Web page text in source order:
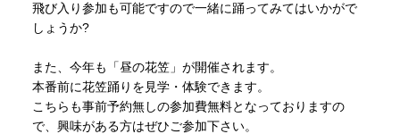
飛び入り参加も可能ですので一緒に踊ってみてはいかがで
しょうか?
また、今年も「昼の花笠」が開催されます。
本番前に花笠踊りを見学・体験できます。
こちらも事前予約無しの参加費無料となっておりますの
で、興味がある方はぜひご参加下さい。